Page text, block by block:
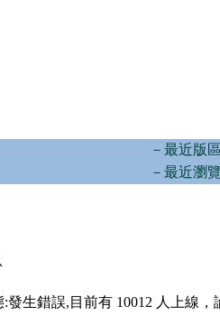
－最近版
－最近瀏
:發生錯誤,目前有 10012 人上線